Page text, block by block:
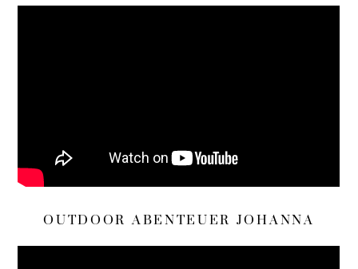
OUTDOOR ABENTEUER JOHANNA